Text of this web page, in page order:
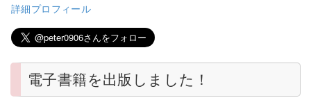
詳細プロフィール
電子書籍を出版しました！